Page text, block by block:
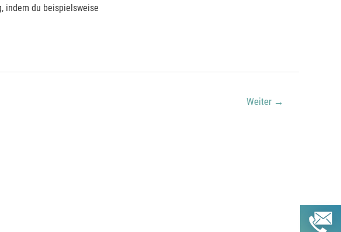
indem du beispielsweise
Weiter →